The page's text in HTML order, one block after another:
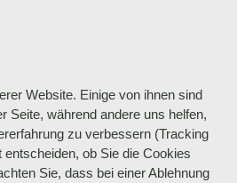
Website. Einige von ihnen sind
Seite, während andere uns helfen,
zu verbessern (Tracking
ob Sie die Cookies
Sie, dass bei einer Ablehnung